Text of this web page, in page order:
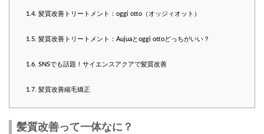
1.4. 髪質改善トリートメント：oggi otto（オッジィオット）
1.5. 髪質改善トリートメント：Aujuaとoggi ottoどっちがいい？
1.6. SNSでも話題！サイエンスアクアで髪質改善
1.7. 髪質改善縮毛矯正
髪質改善って一体なに？